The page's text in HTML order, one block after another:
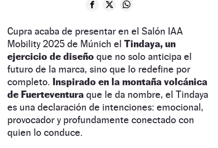
Cupra acaba de presentar en el Salón IAA
Mobility 2025 de Múnich el Tindaya, un
ejercicio de diseño que no solo anticipa el
futuro de la marca, sino que lo redefine por
completo. Inspirado en la montaña volcánica
de Fuerteventura que le da nombre, el Tindaya
es una declaración de intenciones: emocional,
provocador y profundamente conectado con
quien lo conduce.